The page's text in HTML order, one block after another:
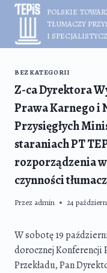
Przejdź
treści
POLSKIE
TŁUMACZY
I
BEZ KATEGORII
Z-ca Dyrektora
Prawa Karnego i
Przysięgłych
staraniach PT
rozporządzenia
czynności
Przez admin 24
W sobotę 19
dorocznej Konferencji
Przekładu, Pan